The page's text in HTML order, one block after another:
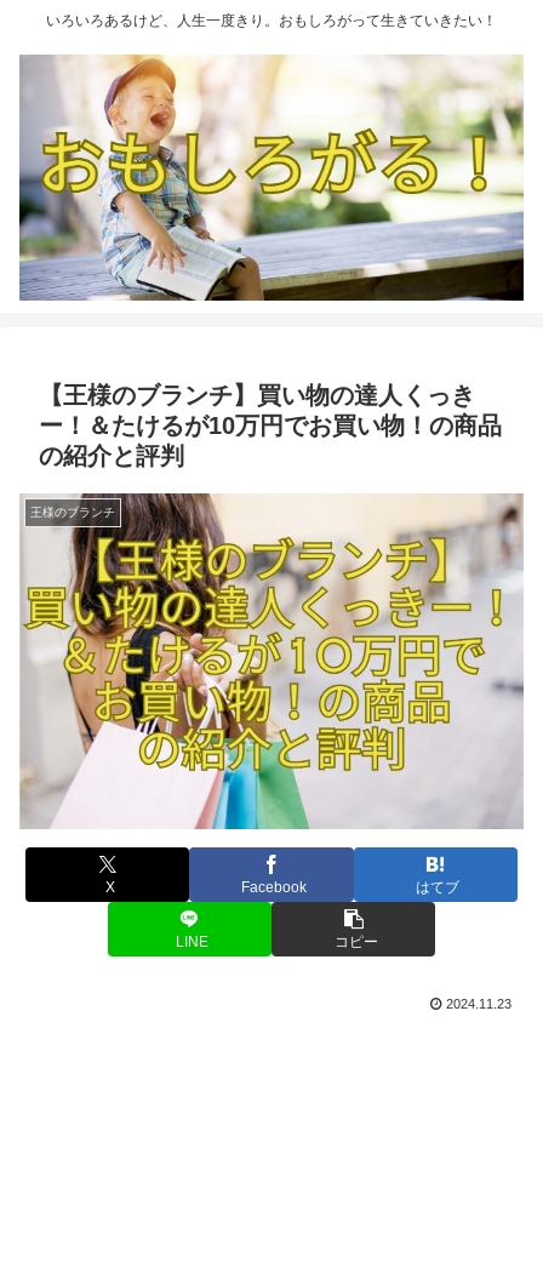
いろいろあるけど、人生一度きり。おもしろがって生きていきたい！
【王様のブランチ】買い物の達人くっき
ー！＆たけるが10万円でお買い物！の商品
の紹介と評判
王様のブランチ
X Facebook はてブ
LINE コピー
2024.11.23